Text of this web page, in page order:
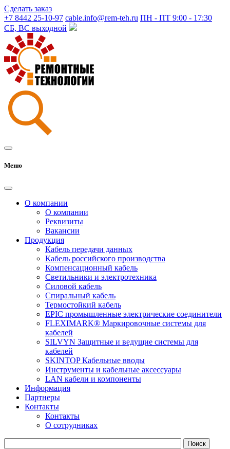
Сделать заказ
+7 8442 25-10-97 cable.info@rem-teh.ru ПН - ПТ 9:00 - 17:30
СБ, ВС выходной
Меню
О компании
О компании
Реквизиты
Вакансии
Продукция
Кабель передачи данных
Кабель российского производства
Компенсационный кабель
Светильники и электротехника
Силовой кабель
Спиральный кабель
Термостойкий кабель
EPIC промышленные электрические соединители
FLEXIMARK® Маркировочные системы для
кабелей
SILVYN Защитные и ведущие системы для
кабелей
SKINTOP Кабельные вводы
Инструменты и кабельные аксессуары
LAN кабели и компоненты
Информация
Партнеры
Контакты
Контакты
О сотрудниках